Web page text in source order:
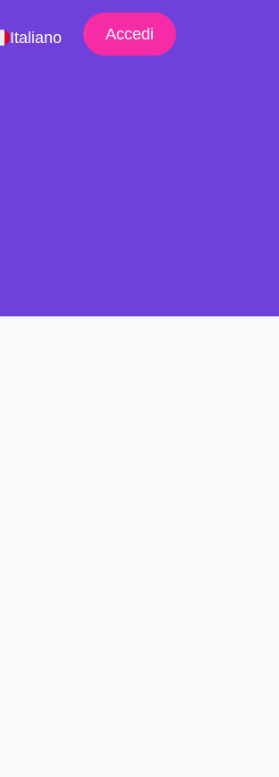
Italiano Accedi